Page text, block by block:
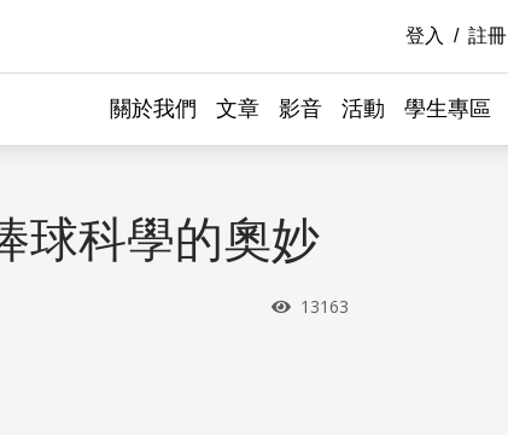
登入 註冊
關於我們 文章 影音 活動 學生專區
球科學的奧妙
瀏覽次數
13163